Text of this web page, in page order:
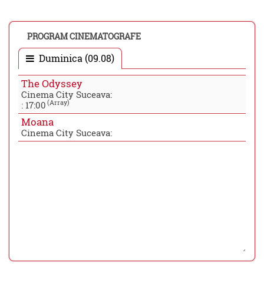
PROGRAM CINEMATOGRAFE
Duminica (09.08)
The Odyssey
Cinema City Suceava:
: 17:00 (Array)
Moana
Cinema City Suceava: